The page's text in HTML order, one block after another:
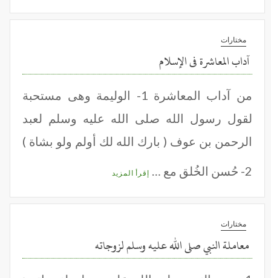
مختارات
آداب المعاشرة فى الإسلام
من آداب المعاشرة 1- الوليمة وهى مستحبة
لقول رسول الله صلى الله عليه وسلم لعبد
الرحمن بن عوف ( بارك الله لك أولم ولو بشاة )
2- حُسن الخُلق مع … إقرأ المزيد
مختارات
معاملة النبي صلى الله عليه وسلم لزوجاته